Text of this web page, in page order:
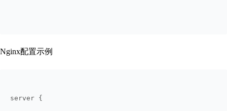
Nginx配置示例
server {